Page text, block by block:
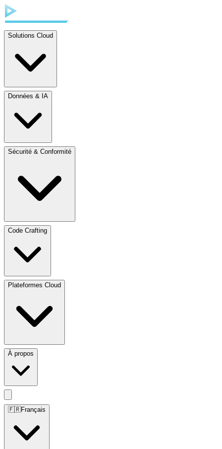
Solutions Cloud
Données & IA
Sécurité & Conformité
Code Crafting
Plateformes Cloud
À propos
🇫🇷Français